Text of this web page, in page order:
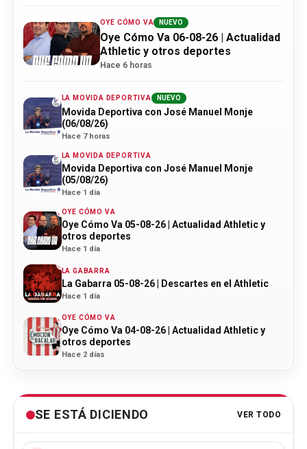
OYE CÓMO VA NUEVO
Oye Cómo Va 06-08-26 | Actualidad
Athletic y otros deportes
Hace 6 horas
LA MOVIDA DEPORTIVA NUEVO
Movida Deportiva con José Manuel Monje
(06/08/26)
Hace 7 horas
LA MOVIDA DEPORTIVA
Movida Deportiva con José Manuel Monje
(05/08/26)
Hace 1 día
OYE CÓMO VA
Oye Cómo Va 05-08-26 | Actualidad Athletic y
otros deportes
Hace 1 día
LA GABARRA
La Gabarra 05-08-26 | Descartes en el Athletic
Hace 1 día
OYE CÓMO VA
Oye Cómo Va 04-08-26 | Actualidad Athletic y
otros deportes
Hace 2 días
SE ESTÁ DICIENDO VER TODO